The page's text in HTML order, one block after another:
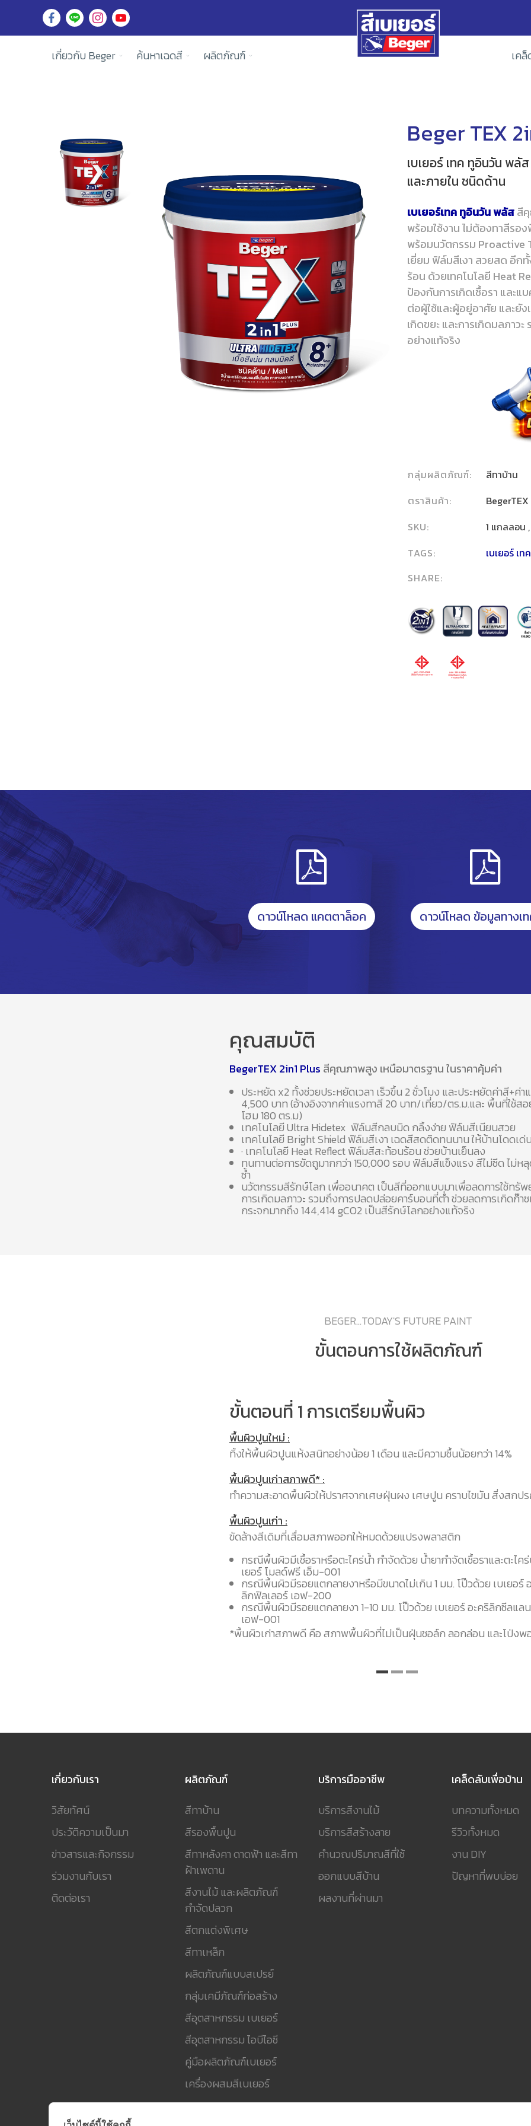
เกี่ยวกับ Beger ค้นหาเฉดสี ผลิตภัณฑ์ เค
Beger TEX
เบเยอร์ เทค ทูอินวัน พ
และภายใน ชนิดด้าน
เบเยอร์เทค ทูอินวัน พลัสสี
พร้อมใช้งาน ไม่ต้องทาสีรอ
พร้อมนวัตกรรม Proactive
เยี่ยม ฟิล์มสีเงา สวยสด อีก
ร้อน ด้วยเทคโนโลยี Heat
ป้องกันการเกิดเชื้อรา และ
ต่อผู้ใช้และผู้อยู่อาศัย และยั
เกิดขยะ และการเกิดมลภา
อย่างแท้จริง
กลุ่มผลิตภัณฑ์:
สีทาบ้าน
ตราสินค้า:
BegerTEX
SKU:
1 แกลลอน
TAGS:
เบเยอร์ เทค
SHARE:
ดาวน์โหลด แคตตาล็อค ดาวน์โหลด ข้อมูลทางเ
คุณสมบัติ
BegerTEX 2in1 Plus สีคุณภาพสูง เหนือมาตรฐาน ในราคาคุ้มค่า
ประหยัด x2 ทั้งช่วยประหยัดเวลา เร็วขึ้น 2 ชั่วโมง และประหยัดค่าสี+ค่า
4,500 บาท (อ้างอิงจากค่าแรงทาสี 20 บาท/เที่ยว/ตร.ม.และ พื้นที่ใช้ส
โฮม 180 ตร.ม)
เทคโนโลยี Ultra Hidetex ฟิล์มสีกลบมิด กลิ้งง่าย ฟิล์มสีเนียนสวย
เทคโนโลยี Bright Shield ฟิล์มสีเงา เฉดสีสดติดทนนาน ให้บ้านโดดเด่
· เทคโนโลยี Heat Reflect ฟิล์มสีสะท้อนร้อน ช่วยบ้านเย็นลง
ทนทานต่อการขัดถูมากกว่า 150,000 รอบ ฟิล์มสีแข็งแรง สีไม่ซีด ไม่ห
ซ้ำ
นวัตกรรมสีรักษ์โลก เพื่ออนาคต เป็นสีที่ออกแบบมาเพื่อลดการใช้ทรัพ
การเกิดมลภาวะ รวมถึงการปลดปล่อยคาร์บอนที่ต่ำ ช่วยลดการเกิดก๊า
กระจกมากถึง 144,414 gCO2 เป็นสีรักษ์โลกอย่างแท้จริง
BEGER...TODAY'S FUTURE PAINT
ขั้นตอนการใช้ผลิตภัณฑ์
ขั้นตอนที่ 1 การเตรียมพื้นผิว
พื้นผิวปูนใหม่ :
ทิ้งให้พื้นผิวปูนแห้งสนิทอย่างน้อย 1 เดือน และมีความชื้นน้อยกว่า 14%
พื้นผิวปูนเก่าสภาพดี* :
ทำความสะอาดพื้นผิวให้ปราศจากเศษฝุ่นผง เศษปูน คราบไขมัน สิ่งสกป
พื้นผิวปูนเก่า :
ขัดล้างสีเดิมที่เสื่อมสภาพออกให้หมดด้วยแปรงพลาสติก
กรณีพื้นผิวมีเชื้อราหรือตะไคร่น้ำ กำจัดด้วย น้ำยากำจัดเชื้อราและตะไคร่
เยอร์ โมลด์ฟรี เอ็ม-001
กรณีพื้นผิวมีรอยแตกลายงาหรือมีขนาดไม่เกิน 1 มม. โป๊วด้วย เบเยอร์
ลิกฟิลเลอร์ เอฟ-200
กรณีพื้นผิวมีรอยแตกลายงา 1-10 มม. โป๊วด้วย เบเยอร์ อะคริลิกซีลแ
เอฟ-001
*พื้นผิวเก่าสภาพดี คือ สภาพพื้นผิวที่ไม่เป็นฝุ่นชอล์ก ลอกล่อน และโป่งพ
เกี่ยวกับเรา
วิสัยทัศน์
ประวัติความเป็นมา
ข่าวสารและกิจกรรม
ร่วมงานกับเรา
ติดต่อเรา
ผลิตภัณฑ์
สีทาบ้าน
สีรองพื้นปูน
สีทาหลังคา ดาดฟ้า และสีทา
ฝ้าเพดาน
สีงานไม้ และผลิตภัณฑ์
กำจัดปลวก
สีตกแต่งพิเศษ
สีทาเหล็ก
ผลิตภัณฑ์แบบสเปรย์
กลุ่มเคมีภัณฑ์ก่อสร้าง
สีอุตสาหกรรม เบเยอร์
สีอุตสาหกรรม ไอบีไอซี
คู่มือผลิตภัณฑ์เบเยอร์
เครื่องผสมสีเบเยอร์
บริการมืออาชีพ
บริการสีงานไม้
บริการสีสร้างลาย
คำนวณปริมาณสีที่ใช้
ออกแบบสีบ้าน
ผลงานที่ผ่านมา
เคล็ดลับเพื่อบ้าน
บทความทั้งหมด
รีวิวทั้งหมด
งาน DIY
ปัญหาที่พบบ่อย